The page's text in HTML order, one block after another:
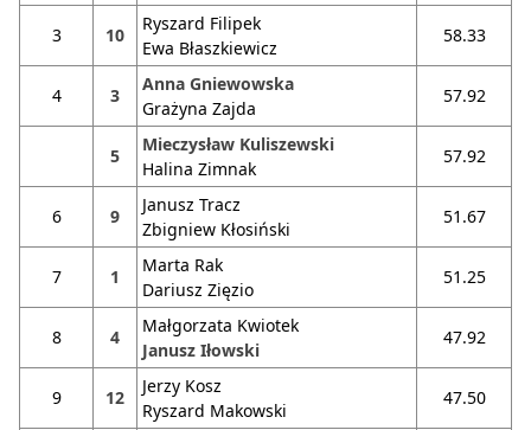
3 10
Ryszard Filipek
Ewa Błaszkiewicz
58.33
4 3
Anna Gniewowska
Grażyna Zajda
57.92
5
Mieczysław Kuliszewski
Halina Zimnak
57.92
6 9
Janusz Tracz
Zbigniew Kłosiński
51.67
7 1
Marta Rak
Dariusz Zięzio
51.25
8 4
Małgorzata Kwiotek
Janusz Iłowski
47.92
9 12
Jerzy Kosz
Ryszard Makowski
47.50